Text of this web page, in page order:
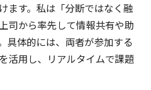
ます。私は「分断ではなく融
司から率先して情報共有や助
具体的には、両者が参加する
活用し、リアルタイムで課題